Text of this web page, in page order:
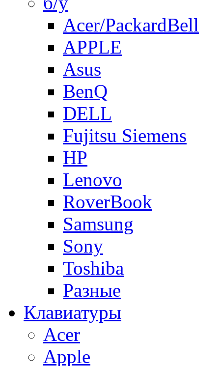
Acer/PackardBell
APPLE
Asus
BenQ
DELL
Fujitsu Siemens
HP
Lenovo
RoverBook
Samsung
Sony
Toshiba
Разные
Клавиатуры
Acer
Apple